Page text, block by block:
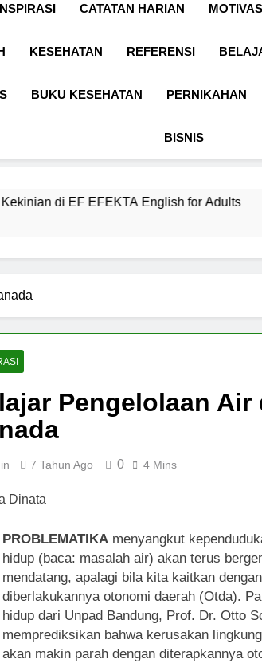
CATATAN HARIAN
KESEHATAN REFERENSI
BUKU KESEHATAN PERNIKAHAN
BISNIS
English for Adults
Pengelolaan Air
7 Tahun Ago 0 4 Mins
PROBLEMATIKAmenyangkut
hidup (baca: masalah air) akan terus
mendatang, apalagi bila kita kaitkan
diberlakukannya otonomi daerah (Otda).
hidup dari Unpad Bandung, Prof. Dr. Otto
memprediksikan bahwa kerusakan
akan makin parah dengan diterapkannya